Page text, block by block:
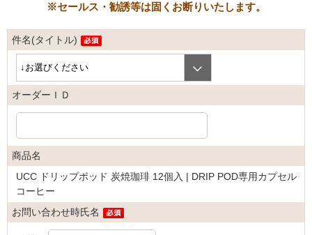
※セールス・勧誘等は固くお断りいたします。
件名(タイトル)
オーダーＩＤ
商品名
UCC ドリップポッド 炭焼珈琲 12個入 | DRIP POD専用カプセル
コーヒー
お問い合わせ時氏名